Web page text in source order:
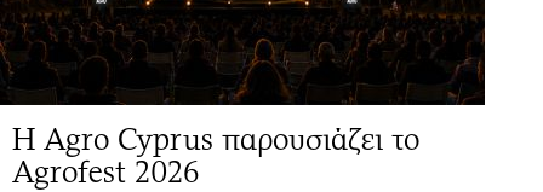
Η Agro Cyprus παρουσιάζει το
Agrofest 2026